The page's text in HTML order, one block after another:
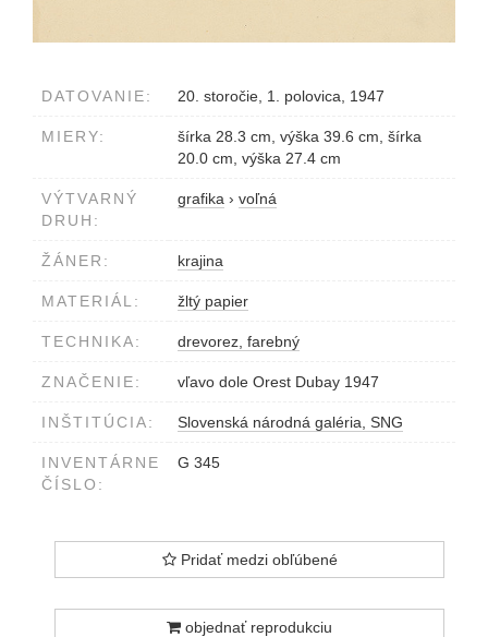
DATOVANIE: 20. storočie, 1. polovica, 1947
MIERY:
šírka 28.3 cm, výška 39.6 cm, šírka
20.0 cm, výška 27.4 cm
VÝTVARNÝ
DRUH:
grafika › voľná
ŽÁNER: krajina
MATERIÁL: žltý papier
TECHNIKA: drevorez, farebný
ZNAČENIE: vľavo dole Orest Dubay 1947
INŠTITÚCIA: Slovenská národná galéria, SNG
INVENTÁRNE
ČÍSLO:
G 345
Pridať medzi obľúbené
objednať reprodukciu